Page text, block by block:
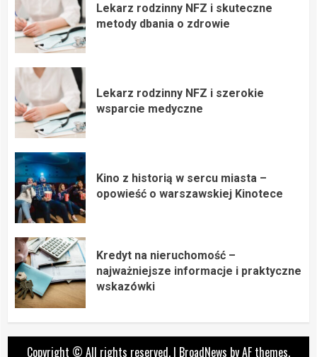
Lekarz rodzinny NFZ i skuteczne
metody dbania o zdrowie
Lekarz rodzinny NFZ i szerokie
wsparcie medyczne
Kino z historią w sercu miasta –
opowieść o warszawskiej Kinotece
Kredyt na nieruchomość –
najważniejsze informacje i praktyczne
wskazówki
Copyright © All rights reserved. | BroadNews by AF themes.